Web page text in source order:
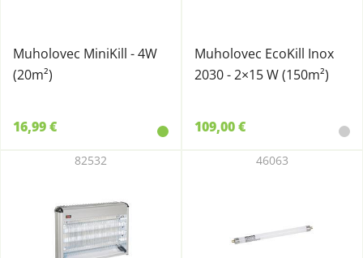
Muholovec MiniKill - 4W
(20m²)
16,99 €
Muholovec EcoKill Inox
2030 - 2×15 W (150m²)
109,00 €
82532 46063